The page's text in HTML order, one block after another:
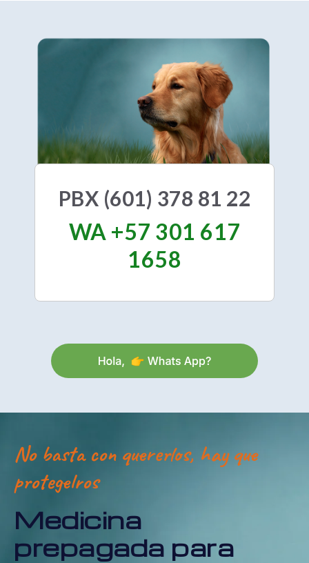
PBX (601) 378 81 22
WA +57 301 617
1658
No basta con quererlos, hay que
protegelros
Medicina
prepagada para